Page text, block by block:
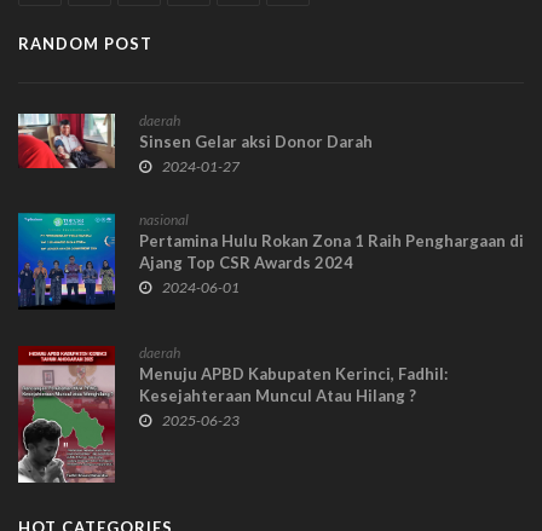
RANDOM POST
daerah
Sinsen Gelar aksi Donor Darah
2024-01-27
nasional
Pertamina Hulu Rokan Zona 1 Raih Penghargaan di
Ajang Top CSR Awards 2024
2024-06-01
daerah
Menuju APBD Kabupaten Kerinci, Fadhil:
Kesejahteraan Muncul Atau Hilang ?
2025-06-23